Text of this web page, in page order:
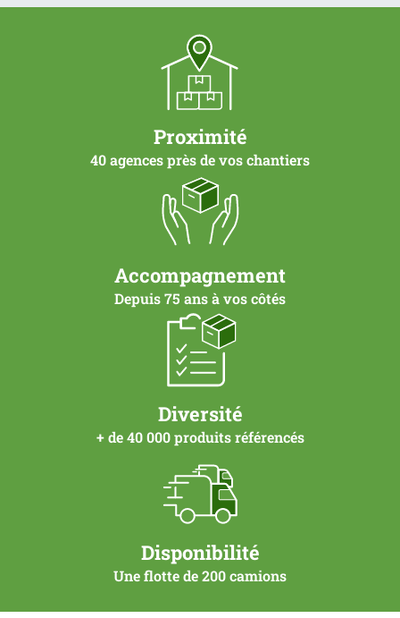
Proximité
40 agences près de vos chantiers
Accompagnement
Depuis 75 ans à vos côtés
Diversité
+ de 40 000 produits référencés
Disponibilité
Une flotte de 200 camions